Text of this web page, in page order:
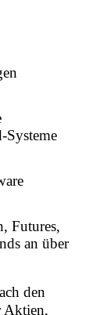
Futures,
an über
den
Aktien,